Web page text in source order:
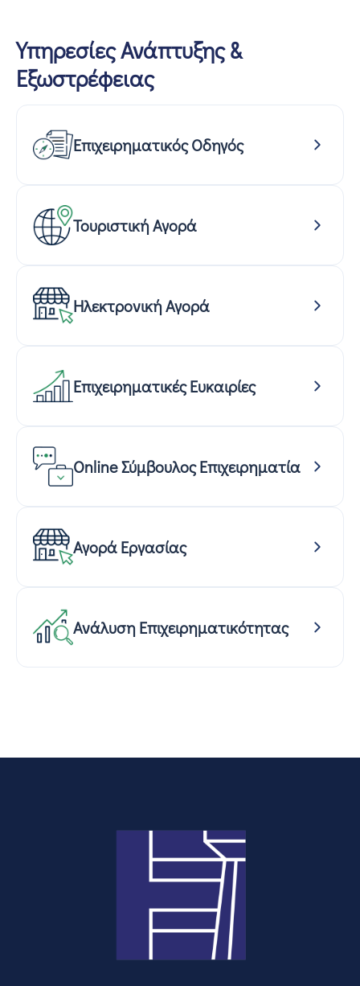
Υπηρεσίες Ανάπτυξης &
Εξωστρέφειας
Επιχειρηματικός Οδηγός
Τουριστική Αγορά
Ηλεκτρονική Αγορά
Επιχειρηματικές Ευκαιρίες
Online Σύμβουλος Επιχειρηματία
Αγορά Εργασίας
Ανάλυση Επιχειρηματικότητας